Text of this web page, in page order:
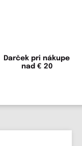
Darček pri nákupe
nad € 20